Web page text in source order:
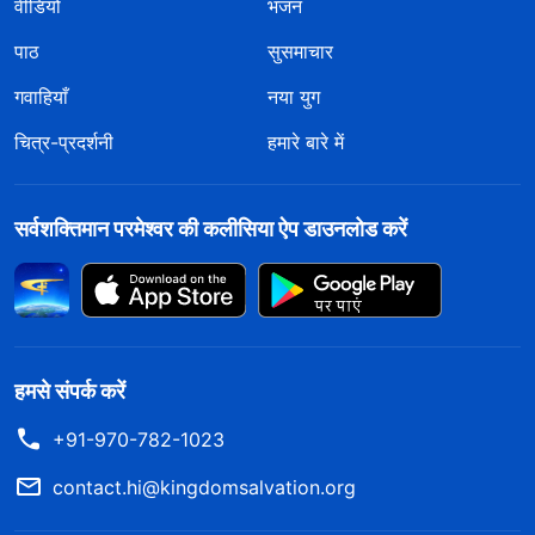
वीडियो
भजन
पाठ
सुसमाचार
गवाहियाँ
नया युग
चित्र-प्रदर्शनी
हमारे बारे में
सर्वशक्तिमान परमेश्वर की कलीसिया ऐप डाउनलोड करें
हमसे संपर्क करें
+91-970-782-1023
contact.hi@kingdomsalvation.org